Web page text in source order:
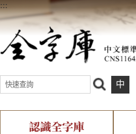
:::
中
認識全字庫